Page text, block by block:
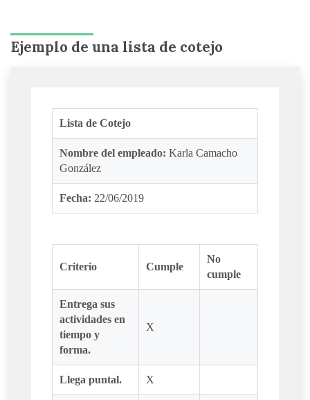
Ejemplo de una lista de cotejo
Lista de Cotejo
Nombre del empleado: Karla Camacho
González
Fecha: 22/06/2019
Criterio Cumple
No
cumple
Entrega sus
actividades en
tiempo y
forma.
X
Llega puntal. X